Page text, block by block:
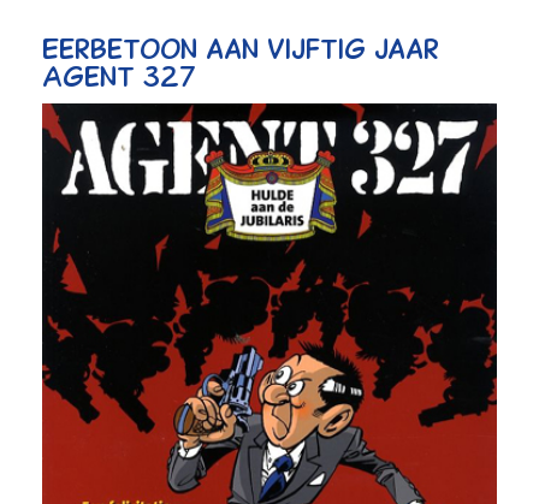
Eerbetoon aan vijftig jaar
Agent 327